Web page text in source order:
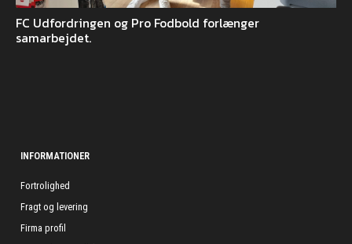
FC Udfordringen og Pro Fodbold forlænger
samarbejdet.
INFORMATIONER
Fortrolighed
Fragt og levering
Firma profil